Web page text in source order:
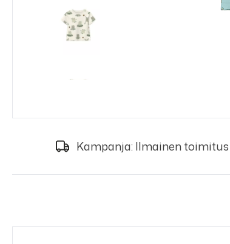
Kampanja: Ilmainen